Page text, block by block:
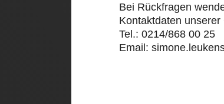
Bei Rückfragen
Kontaktdaten
Tel.: 0214/868 00 25
Email: